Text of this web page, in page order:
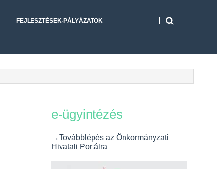
FEJLESZTÉSEK-PÁLYÁZATOK
e-ügyintézés
→Továbblépés az Önkormányzati
Hivatali Portálra